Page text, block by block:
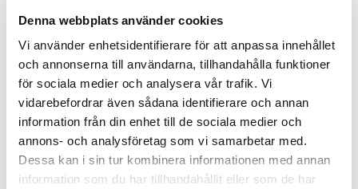
Denna webbplats använder cookies
Vi använder enhetsidentifierare för att anpassa innehållet
och annonserna till användarna, tillhandahålla funktioner
för sociala medier och analysera vår trafik. Vi
vidarebefordrar även sådana identifierare och annan
information från din enhet till de sociala medier och
annons- och analysföretag som vi samarbetar med.
Dessa kan i sin tur kombinera informationen med annan
information som du har tillhandahållit eller som de har